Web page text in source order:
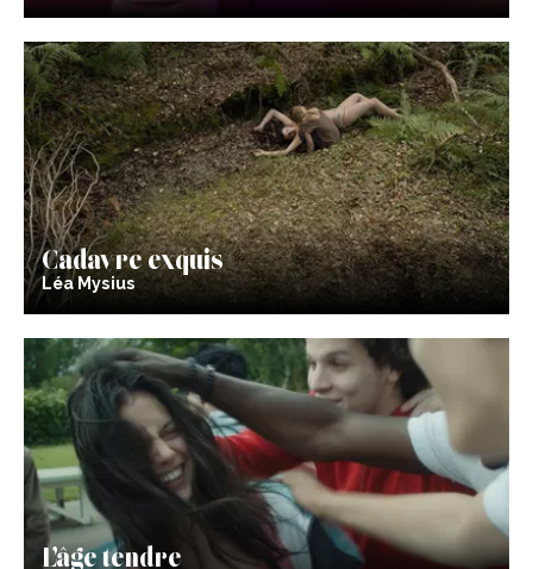
Cadavre exquis
Léa Mysius
L’âge tendre